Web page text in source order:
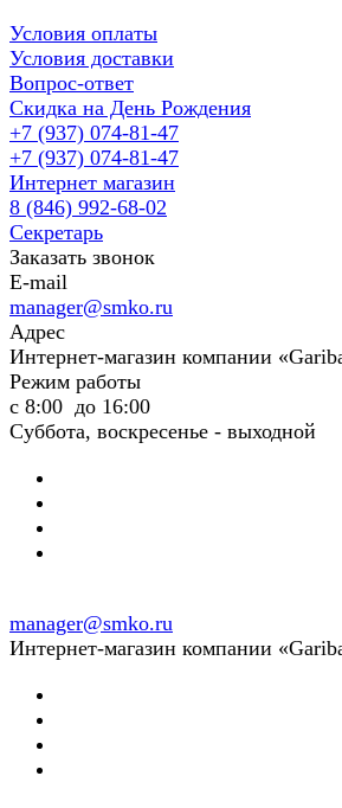
Условия оплаты
Условия доставки
Вопрос-ответ
Скидка на День Рождения
+7 (937) 074-81-47
+7 (937) 074-81-47
Интернет магазин
8 (846) 992-68-02
Секретарь
Заказать звонок
E-mail
manager@smko.ru
Адрес
Интернет-магазин компании
Режим работы
с 8:00 до 16:00
Суббота, воскресенье - выходной
manager@smko.ru
Интернет-магазин компании